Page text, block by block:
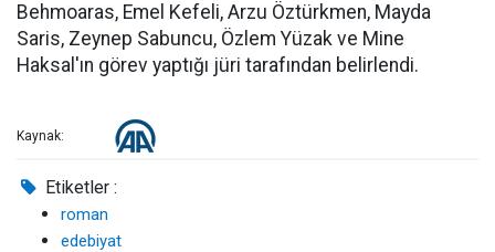
Behmoaras, Emel Kefeli, Arzu Öztürkmen, Mayda
Saris, Zeynep Sabuncu, Özlem Yüzak ve Mine
Haksal'ın görev yaptığı jüri tarafından belirlendi.
Kaynak:
Etiketler :
roman
edebiyat